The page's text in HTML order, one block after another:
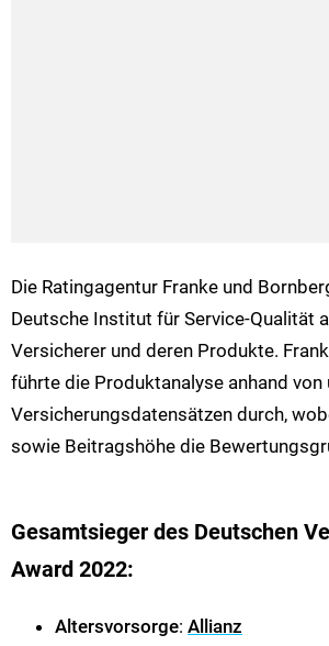
Die Ratingagentur Franke und
Deutsche Institut für Service-Qualität
Versicherer und deren Produkte.
führte die Produktanalyse anhand von
Versicherungsdatensätzen durch,
sowie Beitragshöhe die
Gesamtsieger des Deutschen
Award 2022:
Altersvorsorge: Allianz